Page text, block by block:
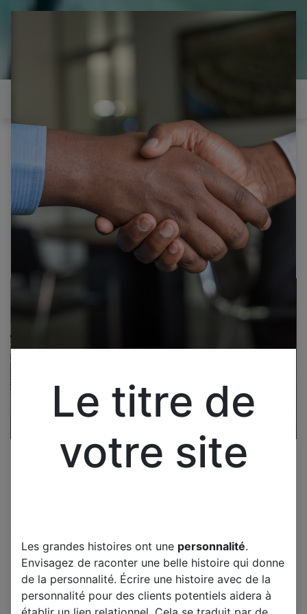
il est temps de
réparer...Electronique 66 est
heureux de vous aider
Tous les produits
PHILIPS 42PFL966H / 12 CARTE INVERTER DIV-003
2722 171 00874
PHILIPS 42PFL966H / 12
CARTE INVERTER DIV-003
2722 171 00874
Le titre de
votre site
Les grandes histoires ont une personnalité.
Envisagez de raconter une belle histoire qui donne
de la personnalité. Écrire une histoire avec de la
personnalité pour des clients potentiels aidera à